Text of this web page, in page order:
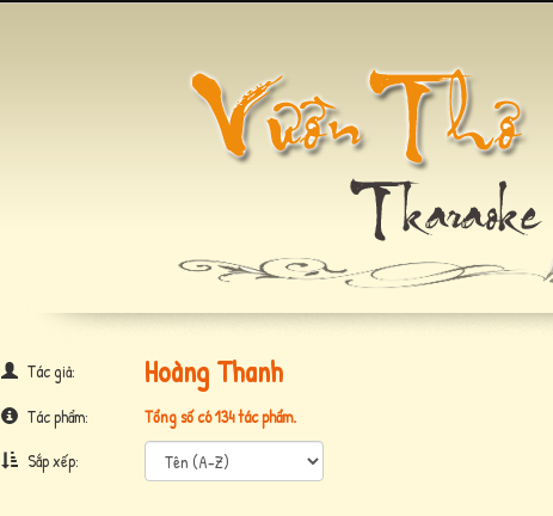
Tác giả: Hoàng Thanh
Tác phẩm:
Tổng số có 134 tác phẩm.
Sắp xếp: